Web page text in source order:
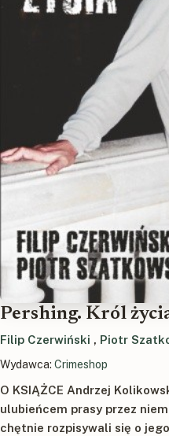
Pershing. Król
Filip Czerwiński , Piotr
Wydawca: Crimeshop
O KSIĄŻCE Andrzej
ulubieńcem prasy przez
chętnie rozpisywali się o